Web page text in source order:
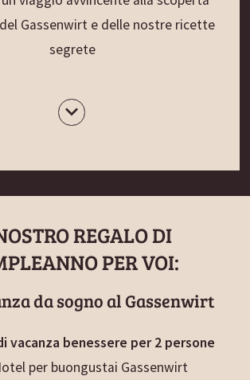
Gassenwirt e delle nostre ricette
segrete
REGALO DI
PER VOI:
da sogno al Gassenwirt
vacanza benessere per 2 persone
per buongustai Gassenwirt